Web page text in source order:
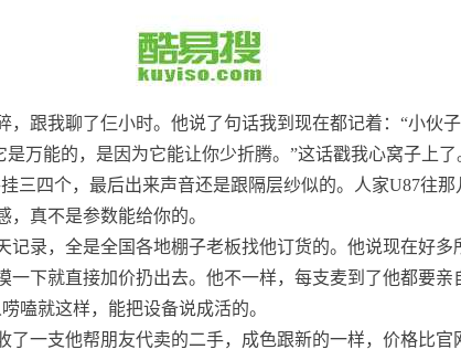
，跟我聊了仨小时。他说了句话我到现在都记着：“小伙
万能的，是因为它能让你少折腾。”这话戳我心窝子上
三四个，最后出来声音还是跟隔层纱似的。人家U87往那
真不是参数能给你的。
记录，全是全国各地棚子老板找他订货的。他说现在好多
一下就直接加价扔出去。他不一样，每支麦到了他都要亲
嗑就这样，能把设备说成活的。
一支他帮朋友代卖的二手，成色跟新的一样，价格比官